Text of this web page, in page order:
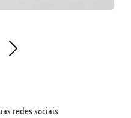
redes sociais